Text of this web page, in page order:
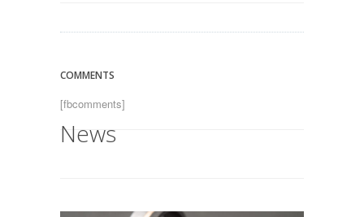
COMMENTS
[fbcomments]
News